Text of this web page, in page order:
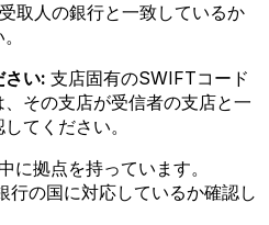
取人の銀行と一致しているか
さい: 支店固有のSWIFTコード
その支店が受信者の支店と一
てください。
に拠点を持っています。
行の国に対応しているか確認し